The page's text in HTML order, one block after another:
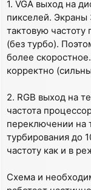
1. VGA выход на
пикселей.
тактовую
(без турбо).
более
корректно
2. RGB выход на
частота
переключении на
турбирования до
частоту как и в
Схема и